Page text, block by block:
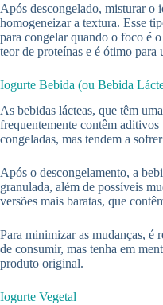
Após descongelado, misturar o
homogeneizar a textura. Esse
para congelar quando o foco é
teor de proteínas e é ótimo para
Iogurte Bebida (ou Bebida
As bebidas lácteas, que têm
frequentemente contêm aditivos
congeladas, mas tendem a
Após o descongelamento, a
granulada, além de possíveis
versões mais baratas, que
Para minimizar as mudanças, é
de consumir, mas tenha em
produto original.
Iogurte Vegetal